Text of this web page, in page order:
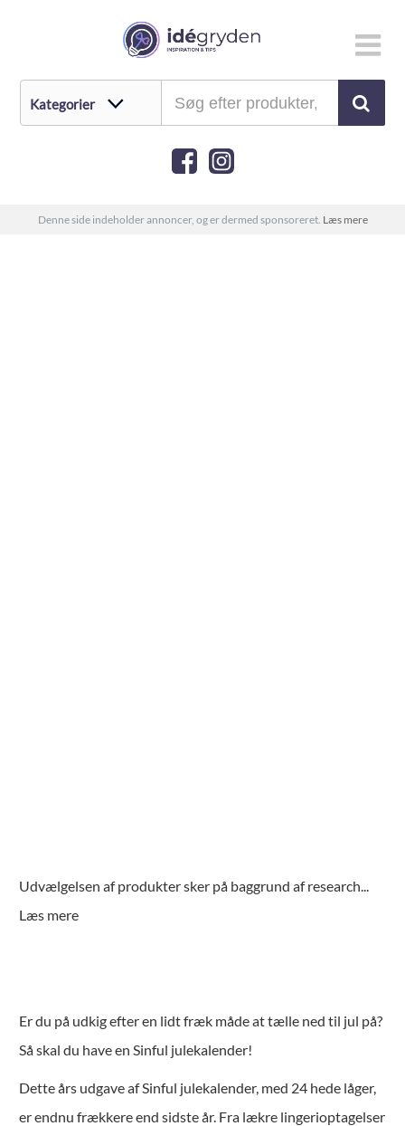
Denne side indeholder annoncer, og er dermed sponsoreret. Læs mere
Udvælgelsen af produkter sker på baggrund af research...
Læs mere
Er du på udkig efter en lidt fræk måde at tælle ned til jul på?
Så skal du have en Sinful julekalender!
Dette års udgave af Sinful julekalender, med 24 hede låger,
er endnu frækkere end sidste år. Fra lækre lingerioptagelser